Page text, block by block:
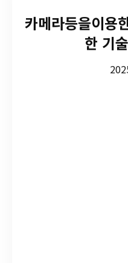
카메라등을이용
한 기